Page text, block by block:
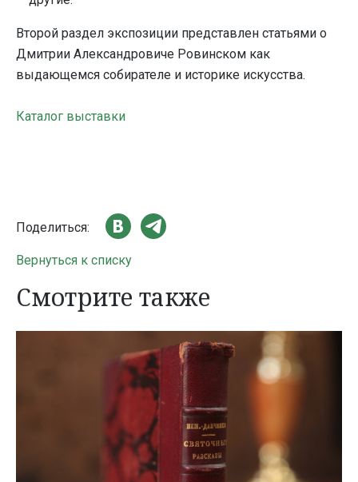
Второй раздел экспозиции представлен статьями о
Дмитрии Александровиче Ровинском как
выдающемся собирателе и историке искусства.
Каталог выставки
Поделиться:
Вернуться к списку
Смотрите также